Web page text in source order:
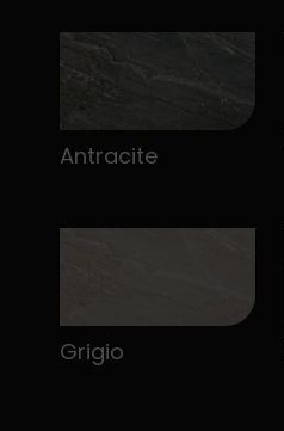
Antracite
Grigio